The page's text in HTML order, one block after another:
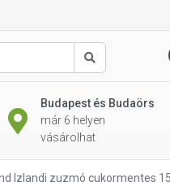
Keresés
Budapest és Budaörs
már 6 helyen
vásárolhat
Izlandi zuzmó cukormentes